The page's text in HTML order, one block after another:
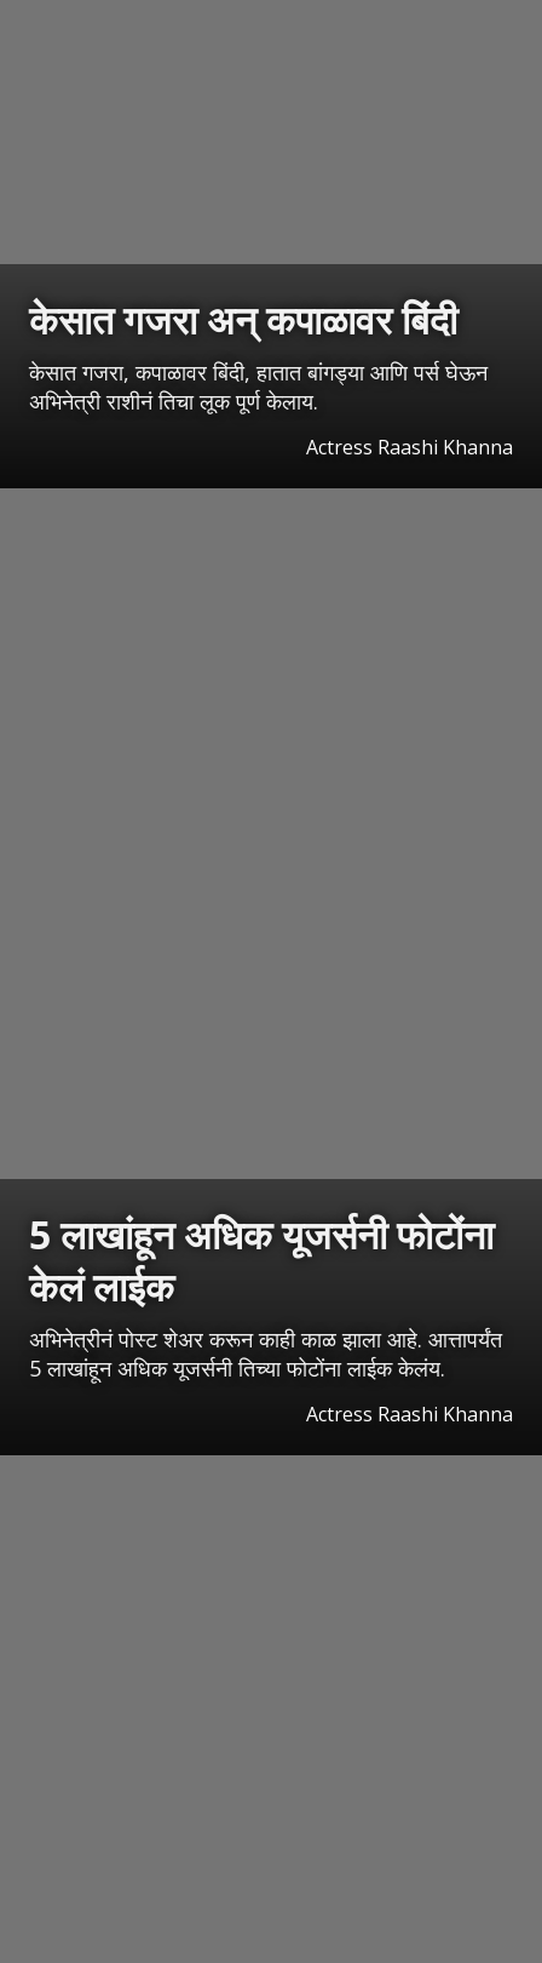
केसात गजरा अन् कपाळावर बिंदी
केसात गजरा, कपाळावर बिंदी, हातात बांगड्या आणि पर्स घेऊन
अभिनेत्री राशीनं तिचा लूक पूर्ण केलाय.
Actress Raashi Khanna
5 लाखांहून अधिक यूजर्सनी फोटोंना
केलं लाईक
अभिनेत्रीनं पोस्ट शेअर करून काही काळ झाला आहे. आत्तापर्यंत
5 लाखांहून अधिक यूजर्सनी तिच्या फोटोंना लाईक केलंय.
Actress Raashi Khanna